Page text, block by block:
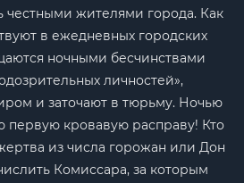
честными жителями города. Как
в ежедневных городских
ночными бесчинствами
личностей»,
и заточают в тюрьму. Ночью
кровавую расправу! Кто
из числа горожан или Дон
Комиссара, за которым